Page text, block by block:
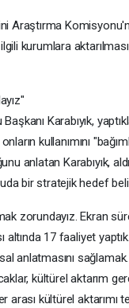
Araştırma
kurumlara
Karabıyık,
kullanımını
anlatan Karabıyık,
bir stratejik hedef
zorundayız. Ekran
17 faaliyet
anlatmasını
kültürel aktarım
arası kültürel aktarımı